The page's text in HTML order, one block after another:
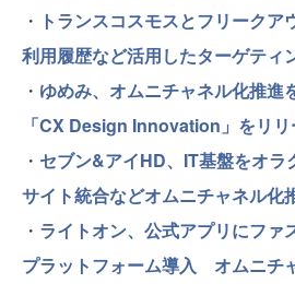
・ トランスコスモスとフリーク
利用履歴など活用したターゲティ
・ ゆめみ、オムニチャネル化推進
「CX Design Innovation」をリリ
・ セブン&アイHD、IT基盤をオラ
サイト統合などオムニチャネル化
・ ライトオン、公式アプリにファ
プラットフォーム導入 オムニチ